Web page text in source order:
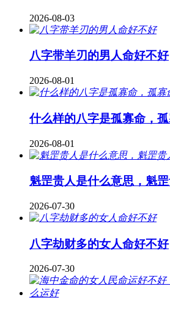
2026-08-03
八字带羊刃的男人命好不好
2026-08-01
什么样的八字是孤寡命，
2026-08-01
魁罡贵人是什么意思，魁
2026-07-30
八字劫财多的女人命好不好
2026-07-30